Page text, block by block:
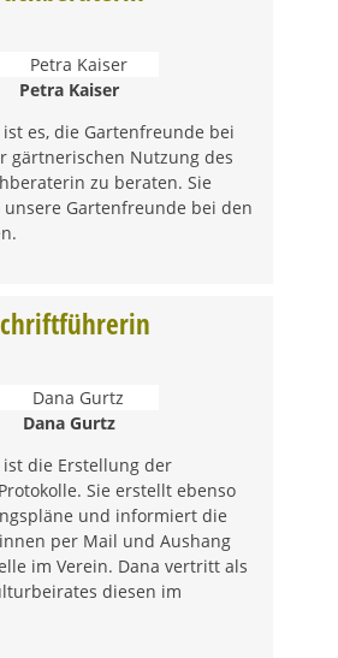
Petra Kaiser
ist es, die Gartenfreunde bei
gärtnerischen Nutzung des
zu beraten. Sie
Gartenfreunde bei den
Dana Gurtz
ist die Erstellung der
Sie erstellt ebenso
und informiert die
per Mail und Aushang
im Verein. Dana vertritt als
diesen im